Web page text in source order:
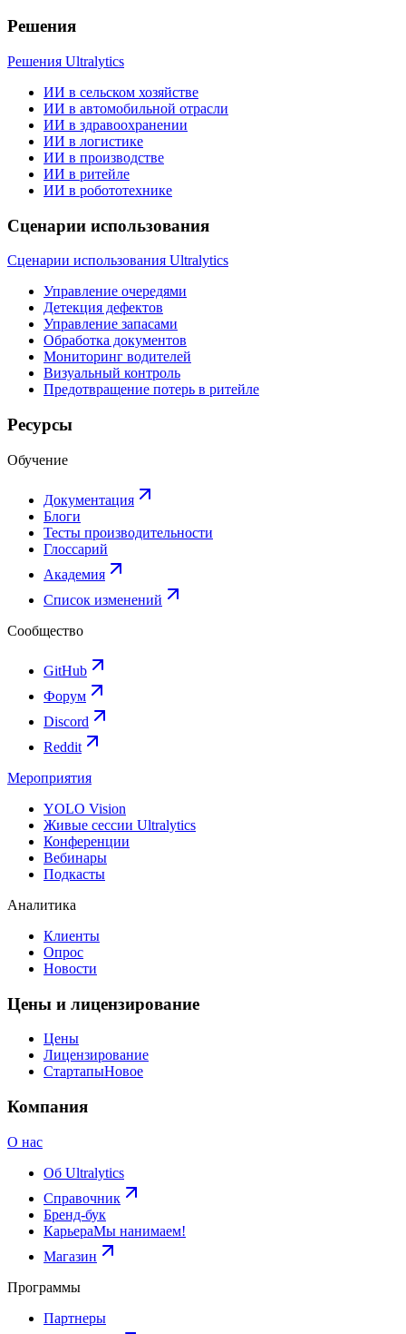
Решения
Решения Ultralytics
ИИ в сельском хозяйстве
ИИ в автомобильной отрасли
ИИ в здравоохранении
ИИ в логистике
ИИ в производстве
ИИ в ритейле
ИИ в робототехнике
Сценарии использования
Сценарии использования Ultralytics
Управление очередями
Детекция дефектов
Управление запасами
Обработка документов
Мониторинг водителей
Визуальный контроль
Предотвращение потерь в ритейле
Ресурсы
Обучение
Документация
Блоги
Тесты производительности
Глоссарий
Академия
Список изменений
Сообщество
GitHub
Форум
Discord
Reddit
Мероприятия
YOLO Vision
Живые сессии Ultralytics
Конференции
Вебинары
Подкасты
Аналитика
Клиенты
Опрос
Новости
Цены и лицензирование
Цены
Лицензирование
СтартапыНовое
Компания
О нас
Об Ultralytics
Справочник
Бренд-бук
КарьераМы нанимаем!
Магазин
Программы
Партнеры